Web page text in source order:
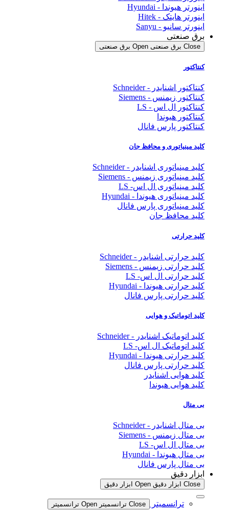
اینورتر هیوندا - Hyundai
اینورتر هایتک - Hitek
اینورتر سانیو - Sanyu
برق صنعتی
Close برق صنعتی Open برق صنعتی
کنتاکتور
کنتاکتور اشنایدر - Schneider
کنتاکتور زیمنس - Siemens
کنتاکتور ال اس - LS
کنتاکتور هیوندا
کنتاکتور پارس فانال
کلید مینیاتوری و محافظ جان
کلید مینیاتوری اشنایدر - Schneider
کلید مینیاتوری زیمنس - Siemens
کلید مینیاتوری ال اس- LS
کلید مینیاتوری هیوندا - Hyundai
کلید مینیاتوری پارس فانال
کلید محافظ جان
کلید حرارتی
کلید حرارتی اشنایدر - Schneider
کلید حرارتی زیمنس - Siemens
کلید حرارتی ال اس- LS
کلید حرارتی هیوندا - Hyundai
کلید حرارتی پارس فانال
کلید اتوماتیک و هوایی
کلید اتوماتیک اشنایدر - Schneider
کلید اتوماتیک ال اس- LS
کلید حرارتی هیوندا - Hyundai
کلید حرارتی پارس فانال
کلید هوایی اشنایدر
کلید هوایی هیوندا
بی متال
بی متال اشنایدر - Schneider
بی متال زیمنس - Siemens
بی متال ال اس- LS
بی متال هیوندا - Hyundai
بی متال پارس فانال
ابزار دقیق
Close ابزار دقیق Open ابزار دقیق
ترانسمیتر Close ترانسمیتر Open ترانسمیتر